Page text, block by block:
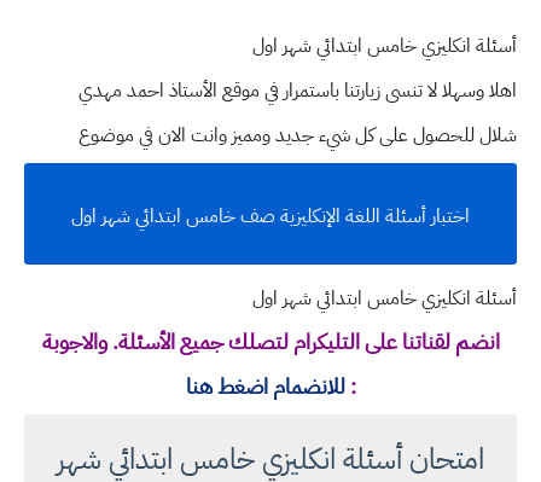
أسئلة انكليزي خامس ابتدائي شهر اول
اهلا وسهلالا تنسى زيارتنا باستمرار في موقع الأستاذ احمد مهدي
شلال للحصول على كل شيء جديد ومميز وانت الان في موضوع
اختبار أسئلة اللغة الإنكليزية صف خامس ابتدائي شهر اول
أسئلة انكليزي خامس ابتدائي شهر اول
انضم لقناتنا على التليكرام لتصلك جميع الأسئلة. والاجوبة
: للانضمام اضغط هنا
امتحان أسئلة انكليزي خامس ابتدائي شهر